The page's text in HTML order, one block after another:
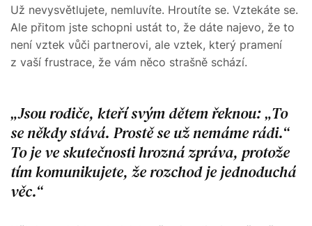
Už nevysvětlujete, nemluvíte. Hroutíte se. Vztekáte se.
Ale přitom jste schopni ustát to, že dáte najevo, že to
není vztek vůči partnerovi, ale vztek, který pramení
z vaší frustrace, že vám něco strašně schází.
Jsou rodiče, kteří svým dětem řeknou: „To
se někdy stává. Prostě se už nemáme rádi.“
To je ve skutečnosti hrozná zpráva, protože
tím komunikujete, že rozchod je jednoduchá
věc.